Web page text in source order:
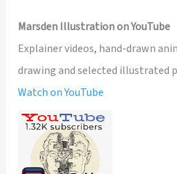
Marsden Illustration on YouTube
Explainer videos, hand-drawn
drawing and selected illustrated
Watch on YouTube